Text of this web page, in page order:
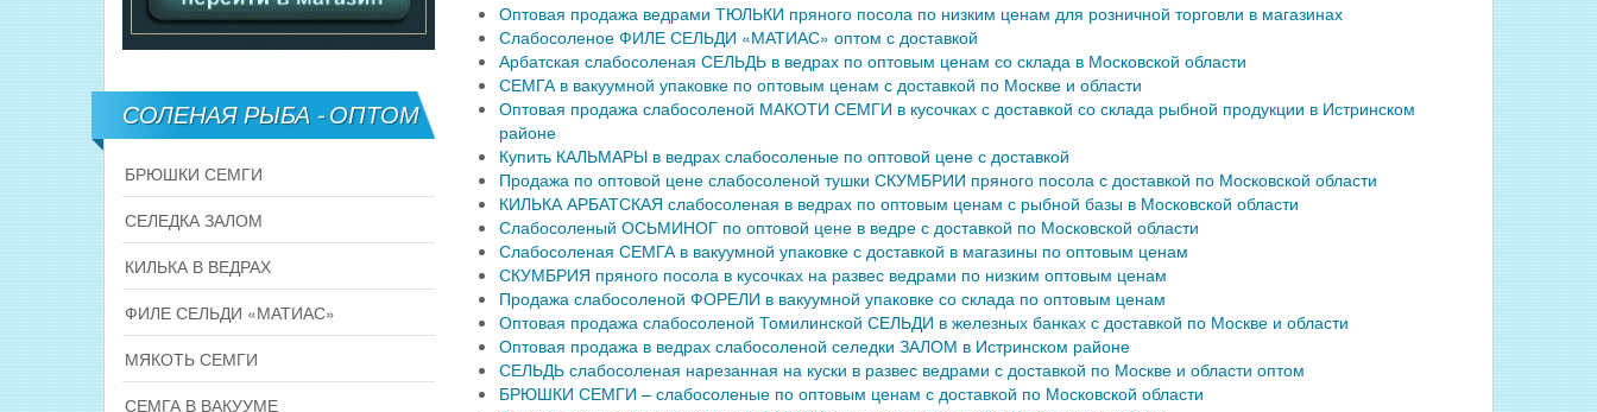
Оптовая продажа ведрами ТЮЛЬКИ пряного посола по низким ценам для розничной торговли в магазинах
Слабосоленое ФИЛЕ СЕЛЬДИ «МАТИАС» оптом с доставкой
Арбатская слабосоленая СЕЛЬДЬ в ведрах по оптовым ценам со склада в Московской области
СЕМГА в вакуумной упаковке по оптовым ценам с доставкой по Москве и области
Оптовая продажа слабосоленой МАКОТИ СЕМГИ в кусочках с доставкой со склада рыбной продукции в Истринском
районе
Купить КАЛЬМАРЫ в ведрах слабосоленые по оптовой цене с доставкой
Продажа по оптовой цене слабосоленой тушки СКУМБРИИ пряного посола с доставкой по Московской области
КИЛЬКА АРБАТСКАЯ слабосоленая в ведрах по оптовым ценам с рыбной базы в Московской области
Слабосоленый ОСЬМИНОГ по оптовой цене в ведре с доставкой по Московской области
Слабосоленая СЕМГА в вакуумной упаковке с доставкой в магазины по оптовым ценам
СКУМБРИЯ пряного посола в кусочках на развес ведрами по низким оптовым ценам
Продажа слабосоленой ФОРЕЛИ в вакуумной упаковке со склада по оптовым ценам
Оптовая продажа слабосоленой Томилинской СЕЛЬДИ в железных банках с доставкой по Москве и области
Оптовая продажа в ведрах слабосоленой селедки ЗАЛОМ в Истринском районе
СЕЛЬДЬ слабосоленая нарезанная на куски в развес ведрами с доставкой по Москве и области оптом
БРЮШКИ СЕМГИ – слабосоленые по оптовым ценам с доставкой по Московской области
СОЛЕНАЯ РЫБА - ОПТОМ
БРЮШКИ СЕМГИ
СЕЛЕДКА ЗАЛОМ
КИЛЬКА В ВЕДРАХ
ФИЛЕ СЕЛЬДИ «МАТИАС»
МЯКОТЬ СЕМГИ
СЕМГА В ВАКУУМЕ